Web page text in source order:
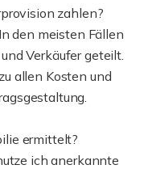
zahlen?
den meisten Fällen
Verkäufer geteilt.
allen Kosten und
ermittelt?
ich anerkannte